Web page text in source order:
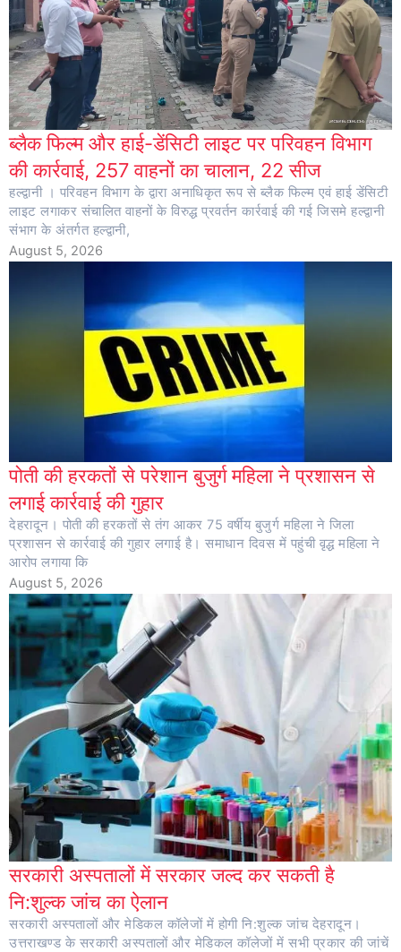
ब्लैक फिल्म और हाई-डेंसिटी लाइट पर परिवहन विभाग
की कार्रवाई, 257 वाहनों का चालान, 22 सीज
हल्द्वानी । परिवहन विभाग के द्वारा अनाधिकृत रूप से ब्लैक फिल्म एवं हाई डेंसिटी
लाइट लगाकर संचालित वाहनों के विरुद्ध प्रवर्तन कार्रवाई की गई जिसमे हल्द्वानी
संभाग के अंतर्गत हल्द्वानी,
August 5, 2026
पोती की हरकतों से परेशान बुजुर्ग महिला ने प्रशासन से
लगाई कार्रवाई की गुहार
देहरादून। पोती की हरकतों से तंग आकर 75 वर्षीय बुजुर्ग महिला ने जिला
प्रशासन से कार्रवाई की गुहार लगाई है। समाधान दिवस में पहुंची वृद्ध महिला ने
आरोप लगाया कि
August 5, 2026
सरकारी अस्पतालों में सरकार जल्द कर सकती है
नि:शुल्क जांच का ऐलान
सरकारी अस्पतालों और मेडिकल कॉलेजों में होगी नि:शुल्क जांच देहरादून।
उत्तराखण्ड के सरकारी अस्पतालों और मेडिकल कॉलेजों में सभी प्रकार की जांचें